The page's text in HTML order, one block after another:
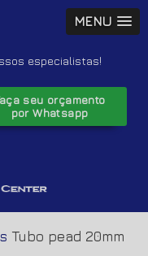
MENU
especialistas!
seu orçamento
por Whatsapp
Tubo pead 20mm